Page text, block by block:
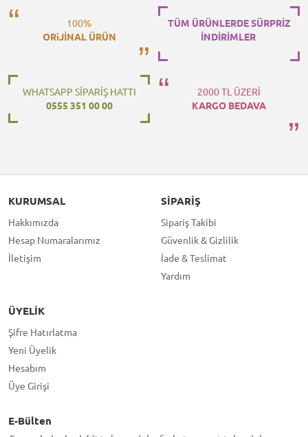
100%
ORiJİNAL ÜRÜN
TÜM ÜRÜNLERDE SÜRPRİZ
İNDİRİMLER
WHATSAPP SİPARİŞ HATTI
0555 351 00 00
2000 TL ÜZERİ
KARGO BEDAVA
KURUMSAL
Hakkımızda
Hesap Numaralarımız
İletişim
SIPARIŞ
Sipariş Takibi
Güvenlik & Gizlilik
İade & Teslimat
Yardım
ÜYELIK
Şifre Hatırlatma
Yeni Üyelik
Hesabım
Üye Girişi
E-Bülten